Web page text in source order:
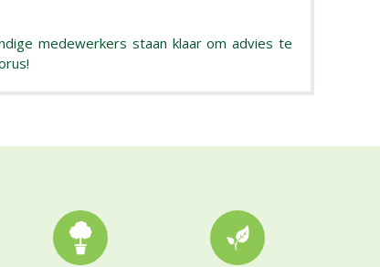
medewerkers staan klaar om advies te